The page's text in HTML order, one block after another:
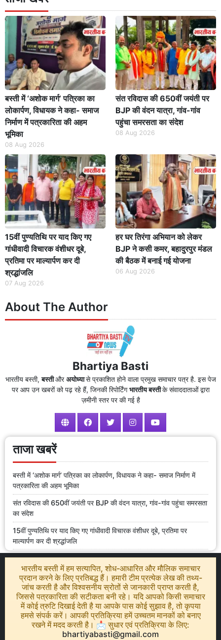
बस्ती में ‘अशोक मार्ग’ पत्रिका का
लोकार्पण, विधायक ने कहा- समाज
निर्माण में पत्रकारिता की अहम
भूमिका
08 Aug 2026
संत रविदास की 650वीं जयंती पर
BJP की वंदन यात्रा, गांव-गांव
पहुंचा समरसता का संदेश
08 Aug 2026
15वीं पुण्यतिथि पर याद किए गए
गांधीवादी विचारक वंशीधर दूबे,
प्रतिमा पर माल्यार्पण कर दी
श्रद्धांजलि
07 Aug 2026
हर घर तिरंगा अभियान को लेकर
BJP ने कसी कमर, बहादुरपुर मंडल
की बैठक में बनाई गई योजना
06 Aug 2026
About The Author
Bhartiya Basti
भारतीय बस्ती,बस्तीऔरअयोध्यासे प्रकाशित होने वाला प्रमुख समाचार पत्र है. इस पेज
पर आप उन खबरों को पढ़ रहे हैं, जिनकी रिपोर्टिंगभारतीय बस्तीके संवाददाताओं द्वारा
ज़मीनी स्तर पर की गई है
ताजा खबरें
बस्ती में ‘अशोक मार्ग’ पत्रिका का लोकार्पण, विधायक ने कहा- समाज निर्माण में
पत्रकारिता की अहम भूमिका
संत रविदास की 650वीं जयंती पर BJP की वंदन यात्रा, गांव-गांव पहुंचा समरसता
का संदेश
15वीं पुण्यतिथि पर याद किए गए गांधीवादी विचारक वंशीधर दूबे, प्रतिमा पर
माल्यार्पण कर दी श्रद्धांजलि
भारतीय बस्ती में हम सत्यापित, शोध-आधारित और मौलिक समाचार
प्रदान करने के लिए प्रतिबद्ध हैं। हमारी टीम प्रत्येक लेख की तथ्य-
जांच करती है और विश्वसनीय स्रोतों से जानकारी प्राप्त करती है,
जिससे पत्रकारिता की सटीकता बनी रहे। यदि आपको किसी समाचार
में कोई त्रुटि दिखाई देती है या आपके पास कोई सुझाव है, तो कृपया
हमसे संपर्क करें। आपकी प्रतिक्रिया हमें उच्चतम मानकों को बनाए
रखने में मदद करती है। 📩 सुधार एवं प्रतिक्रिया के लिए:
bhartiyabasti@gmail.com